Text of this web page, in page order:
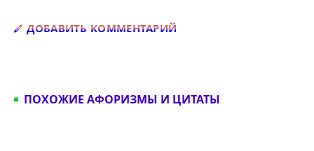
ДОБАВИТЬ КОММЕНТАРИЙ
ПОХОЖИЕ АФОРИЗМЫ И ЦИТАТЫ